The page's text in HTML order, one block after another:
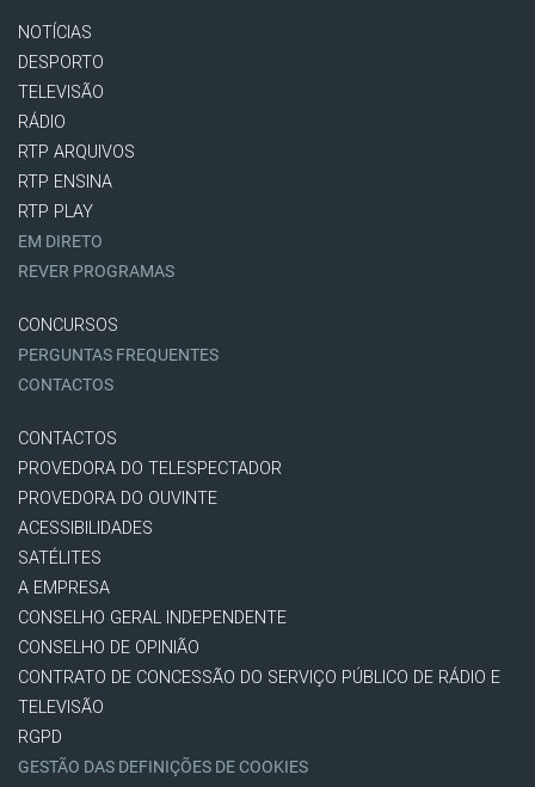
NOTÍCIAS
DESPORTO
TELEVISÃO
RÁDIO
RTP ARQUIVOS
RTP ENSINA
RTP PLAY
EM DIRETO
REVER PROGRAMAS
CONCURSOS
PERGUNTAS FREQUENTES
CONTACTOS
CONTACTOS
PROVEDORA DO TELESPECTADOR
PROVEDORA DO OUVINTE
ACESSIBILIDADES
SATÉLITES
A EMPRESA
CONSELHO GERAL INDEPENDENTE
CONSELHO DE OPINIÃO
CONTRATO DE CONCESSÃO DO SERVIÇO PÚBLICO DE RÁDIO E
TELEVISÃO
RGPD
GESTÃO DAS DEFINIÇÕES DE COOKIES